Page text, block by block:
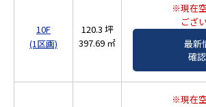
10F
(1区画)
120.3 坪
397.69 ㎡
※現在
ござ
最新
確
※現在